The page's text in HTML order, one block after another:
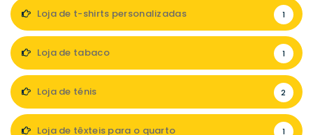
Loja de t-shirts personalizadas 1
Loja de tabaco 1
Loja de ténis 2
Loja de têxteis para o quarto 1